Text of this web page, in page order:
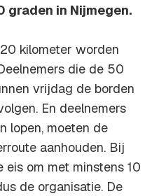
graden in Nijmegen.
kilometer worden
die de 50
vrijdag de borden
En deelnemers
lopen, moeten de
aanhouden. Bij
om met minstens 10
de organisatie. De